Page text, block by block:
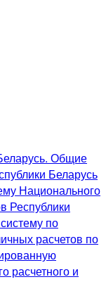
Общие
Беларусь
Национального
Республики
по
расчетов по
расчетного и